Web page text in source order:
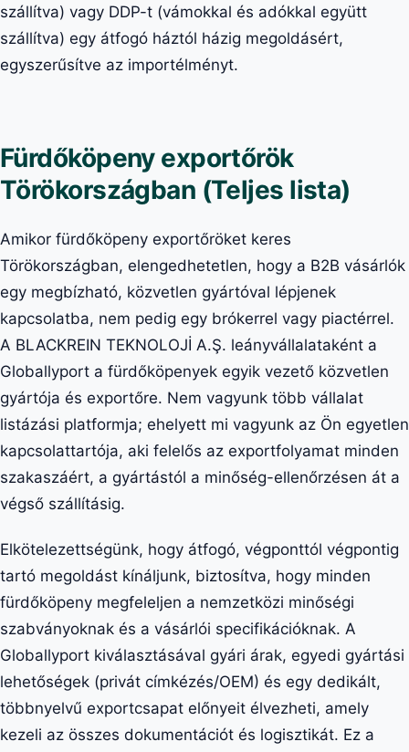
szállítva) vagy DDP-t (vámokkal és adókkal együtt
szállítva) egy átfogó háztól házig megoldásért,
egyszerűsítve az importélményt.
Fürdőköpeny exportőrök
Törökországban (Teljes lista)
Amikor fürdőköpeny exportőröket keres
Törökországban, elengedhetetlen, hogy a B2B vásárlók
egy megbízható, közvetlen gyártóval lépjenek
kapcsolatba, nem pedig egy brókerrel vagy piactérrel.
A BLACKREIN TEKNOLOJİ A.Ş. leányvállalataként a
Globallyport a fürdőköpenyek egyik vezető közvetlen
gyártója és exportőre. Nem vagyunk több vállalat
listázási platformja; ehelyett mi vagyunk az Ön egyetlen
kapcsolattartója, aki felelős az exportfolyamat minden
szakaszáért, a gyártástól a minőség-ellenőrzésen át a
végső szállításig.
Elkötelezettségünk, hogy átfogó, végponttól végpontig
tartó megoldást kínáljunk, biztosítva, hogy minden
fürdőköpeny megfeleljen a nemzetközi minőségi
szabványoknak és a vásárlói specifikációknak. A
Globallyport kiválasztásával gyári árak, egyedi gyártási
lehetőségek (privát címkézés/OEM) és egy dedikált,
többnyelvű exportcsapat előnyeit élvezheti, amely
kezeli az összes dokumentációt és logisztikát. Ez a